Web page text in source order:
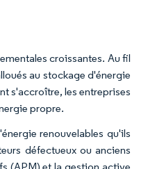
croissantes. Au fil
au stockage d'énergie
s'accroître, les entreprises
propre.
renouvelables qu'ils
défectueux ou anciens